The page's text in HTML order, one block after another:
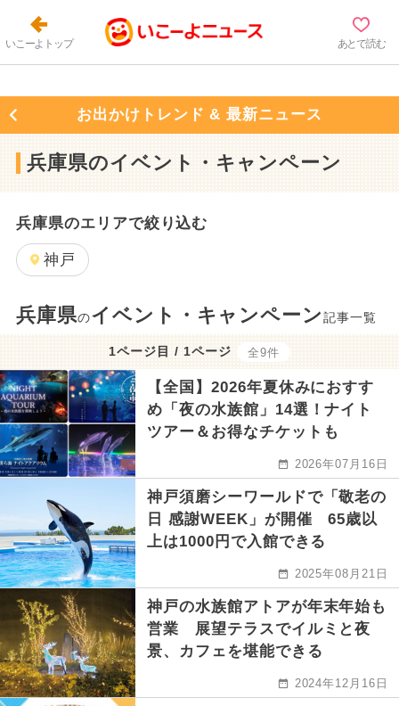
いこーよトップ あとで読む
お出かけトレンド & 最新ニュース
兵庫県のイベント・キャンペーン
兵庫県のエリアで絞り込む
神戸
兵庫県のイベント・キャンペーン記事一覧
1ページ目 / 1ページ 全9件
【全国】2026年夏休みにおすす
め「夜の水族館」14選！ナイト
ツアー＆お得なチケットも
2026年07月16日
神戸須磨シーワールドで「敬老の
日 感謝WEEK」が開催 65歳以
上は1000円で入館できる
2025年08月21日
神戸の水族館アトアが年末年始も
営業 展望テラスでイルミと夜
景、カフェを堪能できる
2024年12月16日